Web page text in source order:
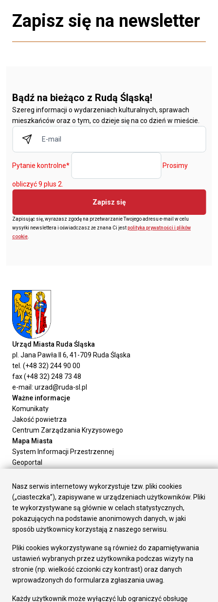
Zapisz się na newsletter
Bądź na bieżąco z Rudą Śląską!
Szereg informacji o wydarzeniach kulturalnych, sprawach
mieszkańców oraz o tym, co dzieje się na co dzień w mieście.
Pytanie kontrolne* Prosimy
obliczyć 9 plus 2.
Zapisz się
Zapisując się, wyrażasz zgodę na przetwarzanie Twojego adresu e-mail w celu
wysyłki newslettera i oświadczasz że znana Ci jestpolityka prywatności i plików
cookie.
Urząd Miasta Ruda Śląska
pl. Jana Pawła II 6, 41-709 Ruda Śląska
tel. (+48 32) 244 90 00
fax (+48 32) 248 73 48
e-mail: urzad@ruda-sl.pl
Ważne informacje
Komunikaty
Jakość powietrza
Centrum Zarządzania Kryzysowego
Mapa Miasta
System Informacji Przestrzennej
Geoportal
Załatw sprawę
Prezydent Miasta
Rada Miasta
Wydziały
Elektroniczna Skrzynka Podawcza
Gospodarka
Fundusze europejskie
Środki krajowe
Oferty inwestycyjne
Nasz serwis internetowy wykorzystuje tzw. pliki cookies
(„ciasteczka”), zapisywane w urządzeniach użytkowników. Pliki
te wykorzystywane są głównie w celach statystycznych,
pokazujących na podstawie anonimowych danych, w jaki
sposób użytkownicy korzystają z naszego serwisu.
Pliki cookies wykorzystywane są również do zapamiętywania
ustawień wybranych przez użytkownika podczas wizyty na
stronie (np. wielkość czcionki czy kontrast) oraz danych
wprowadzonych do formularza zgłaszania uwag.
Każdy użytkownik może wyłączyć lub ograniczyć obsługę